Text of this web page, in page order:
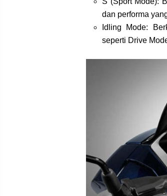
dan performa
Idling Mode:
seperti Drive